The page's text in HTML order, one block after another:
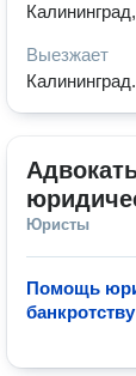
Выезжает
Калининград.
Юристы
Помощь
банкротству